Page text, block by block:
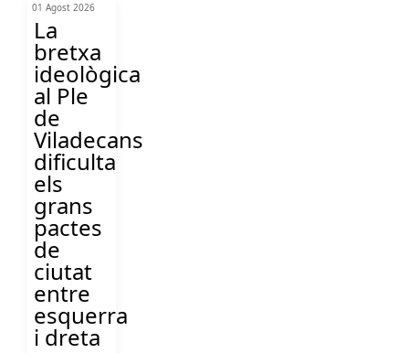
01 Agost 2026
La
bretxa
ideològica
al Ple
de
Viladecans
dificulta
els
grans
pactes
de
ciutat
entre
esquerra
i dreta